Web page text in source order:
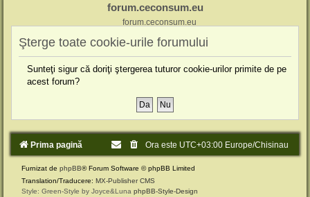
forum.ceconsum.eu
forum.ceconsum.eu
Şterge toate cookie-urile forumului
Sunteţi sigur că doriţi ştergerea tuturor cookie-urilor primite de pe
acest forum?
Prima pagină Ora este UTC+03:00 Europe/Chisinau
Furnizat de phpBB® Forum Software © phpBB Limited
Translation/Traducere: MX-Publisher CMS
Style: Green-Style by Joyce&Luna phpBB-Style-Design